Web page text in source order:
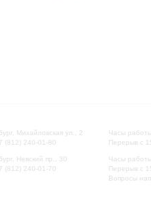
Михайловская ул., 2
(812) 240-01-80
Невский пр., 30
(812) 240-01-70
Часы
Перерыв с
Часы
Перерыв с
Вопросы